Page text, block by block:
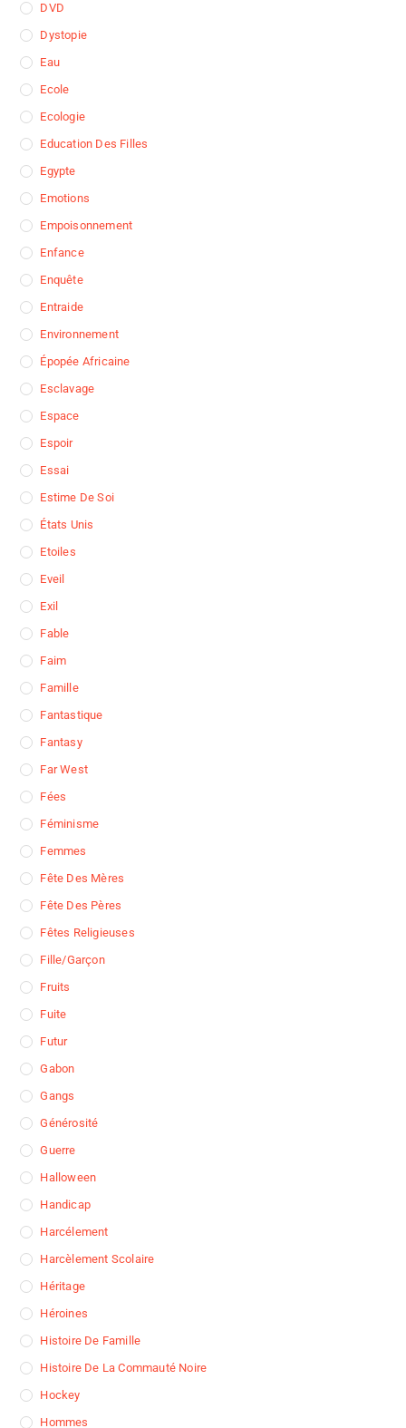
DVD
Dystopie
Eau
Ecole
Ecologie
Education Des Filles
Egypte
Emotions
Empoisonnement
Enfance
Enquête
Entraide
Environnement
Épopée Africaine
Esclavage
Espace
Espoir
Essai
Estime De Soi
États Unis
Etoiles
Eveil
Exil
Fable
Faim
Famille
Fantastique
Fantasy
Far West
Fées
Féminisme
Femmes
Fête Des Mères
Fête Des Pères
Fêtes Religieuses
Fille/garçon
Fruits
Fuite
Futur
Gabon
Gangs
Générosité
Guerre
Halloween
Handicap
Harcélement
Harcèlement Scolaire
Héritage
Héroines
Histoire De Famille
Histoire De La Commauté Noire
Hockey
Hommes